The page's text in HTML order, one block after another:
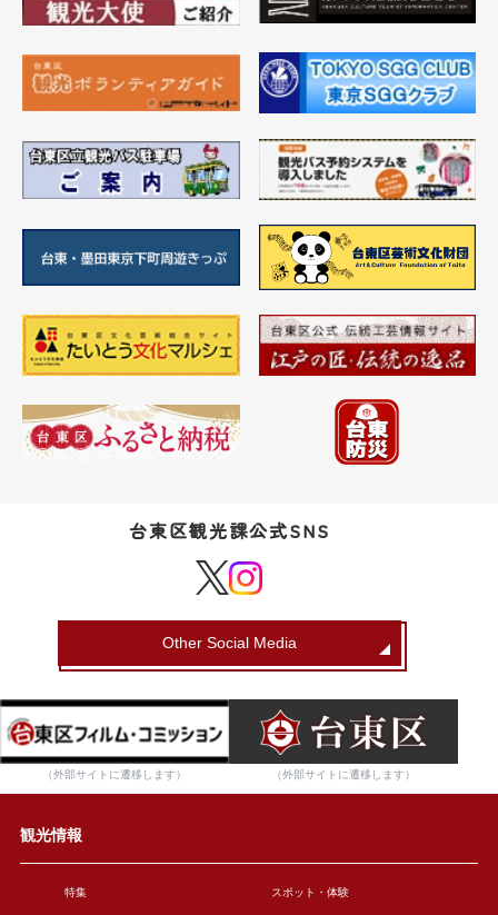
台東区観光課公式SNS
Other Social Media
（外部サイトに遷移します） （外部サイトに遷移します）
観光情報
特集 スポット・体験